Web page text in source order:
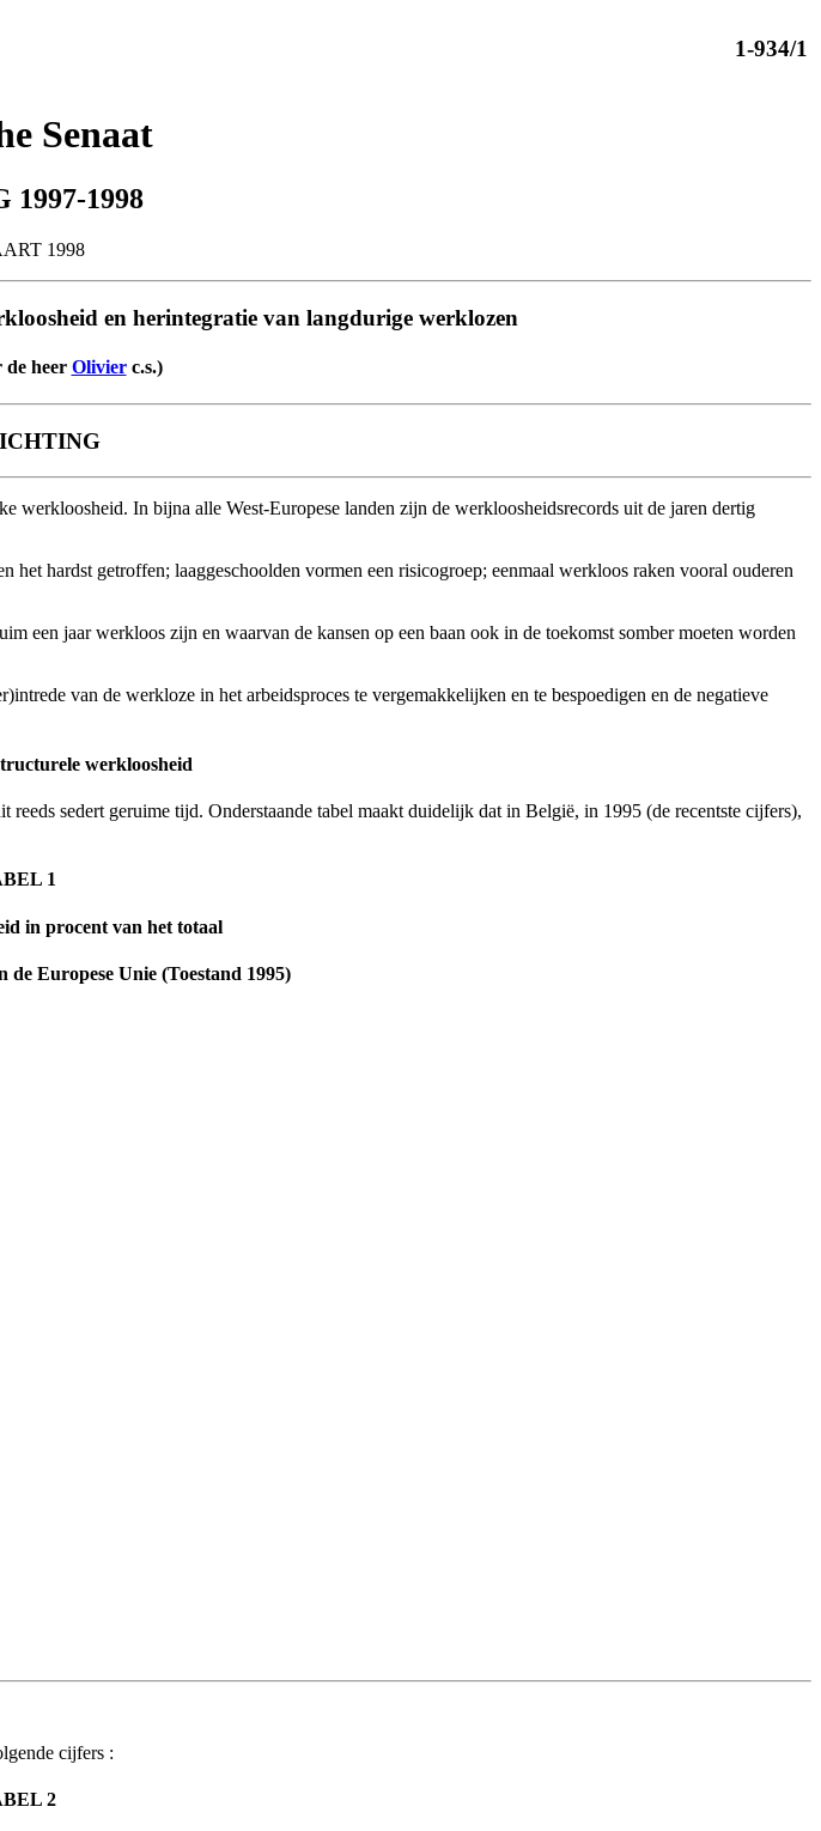
1-934/1
Senaat
1997-1998
1998
en herintegratie van langdurige werklozen
de heer Olivierc.s.)
werkloosheid. In bijna alle West-Europese landen zijn de werkloosheidsrecords uit de jaren dertig
hardst getroffen; laaggeschoolden vormen een risicogroep; eenmaal werkloos raken vooral ouderen
een jaar werkloos zijn en waarvan de kansen op een baan ook in de toekomst somber moeten worden
van de werkloze in het arbeidsproces te vergemakkelijken en te bespoedigen en de negatieve
werkloosheid
reeds sedert geruime tijd. Onderstaande tabel maakt duidelijk dat in België, in 1995 (de recentste cijfers),
1
in procent van het totaal
Europese Unie (Toestand 1995)
cijfers :
2